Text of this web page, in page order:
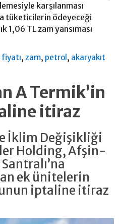
karşılanması
tüketicilerin ödeyeceği
1,06 TL zam yansıması
,zam, petrol , akaryakıt
A Termik’in
itiraz
İklim Değişikliği
Holding, Afşin-
ek ünitelerin
iptaline itiraz